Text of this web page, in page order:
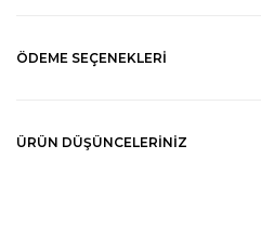
ÖDEME SEÇENEKLERI
ÜRÜN DÜŞÜNCELERINIZ